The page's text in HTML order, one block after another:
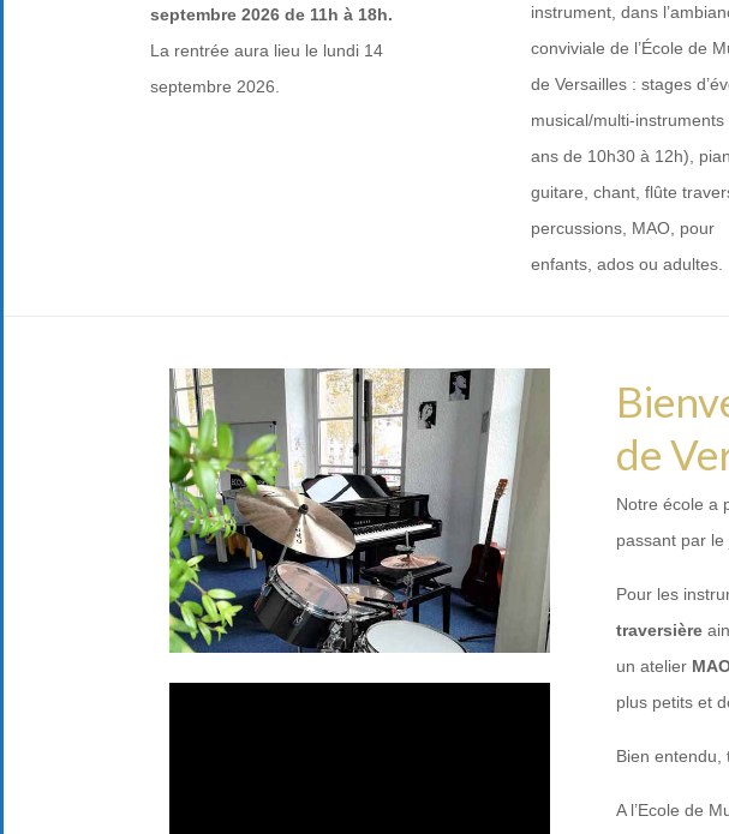
septembre 2026 de 11h à 18h.
La rentrée aura lieu le lundi 14
septembre 2026.
instrument, dans
conviviale de l’École de
de Versailles : stages
musical/multi-instruments
ans de 10h30 à 12h),
guitare, chant, flûte
percussions, MAO, pour
enfants, ados ou adultes.
de
Notre école a
passant par le
Pour les
traversière
un atelier
plus petits et
Bien entendu,
A l’Ecole de